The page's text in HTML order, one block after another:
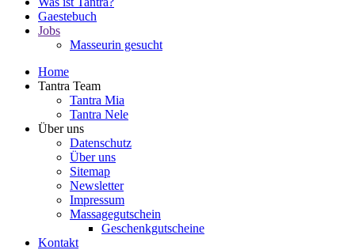
Gaestebuch
Jobs
Masseurin gesucht
Home
Tantra Team
Tantra Mia
Tantra Nele
Über uns
Datenschutz
Über uns
Sitemap
Newsletter
Impressum
Massagegutschein
Geschenkgutscheine
Kontakt